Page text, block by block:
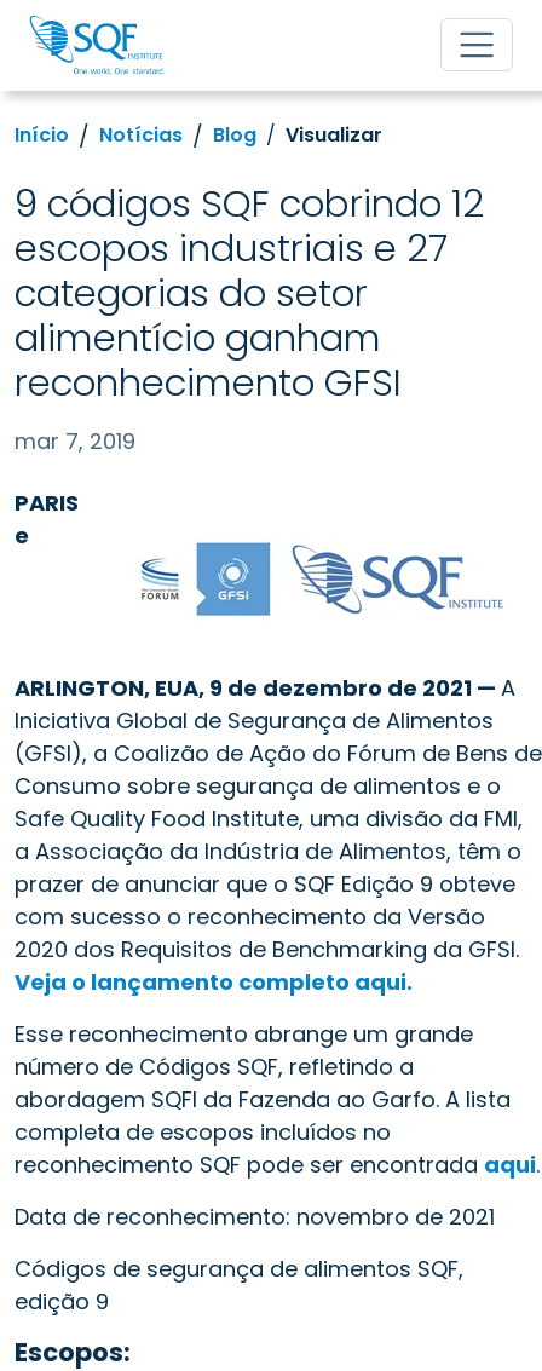
Início Notícias Blog Visualizar
9 códigos SQF cobrindo 12
escopos industriais e 27
categorias do setor
alimentício ganham
reconhecimento GFSI
mar 7, 2019
PARIS
e
ARLINGTON, EUA, 9 de dezembro de 2021 — A
Iniciativa Global de Segurança de Alimentos
(GFSI), a Coalizão de Ação do Fórum de Bens de
Consumo sobre segurança de alimentos e o
Safe Quality Food Institute, uma divisão da FMI,
a Associação da Indústria de Alimentos, têm o
prazer de anunciar que o SQF Edição 9 obteve
com sucesso o reconhecimento da Versão
2020 dos Requisitos de Benchmarking da GFSI.
Veja o lançamento completo aqui.
Esse reconhecimento abrange um grande
número de Códigos SQF, refletindo a
abordagem SQFI da Fazenda ao Garfo. A lista
completa de escopos incluídos no
reconhecimento SQF pode ser encontrada aqui.
Data de reconhecimento: novembro de 2021
Códigos de segurança de alimentos SQF,
edição 9
Escopos: